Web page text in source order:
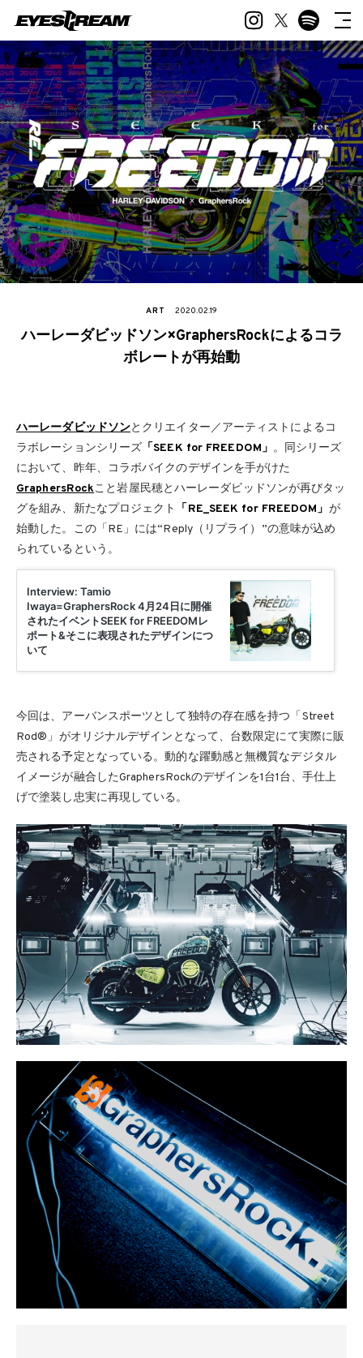
ART 2020.02.19
ハーレーダビッドソン×GraphersRockによるコラ
ボレートが再始動
ハーレーダビッドソンとクリエイター／アーティストによるコ
ラボレーションシリーズ 「SEEK for FREEDOM」 。同シリーズ
において、昨年、コラボバイクのデザインを手がけた
GraphersRockこと岩屋民穂とハーレーダビッドソンが再びタッ
グを組み、新たなプロジェクト
「RE_SEEK for FREEDOM」 が
始動した。この「RE」には“Reply（リプライ）”の意味が込め
られているという。
今回は、アーバンスポーツとして独特の存在感を持つ「Street
Rod®」がオリジナルデザインとなって、台数限定にて実際に販
売される予定となっている。動的な躍動感と無機質なデジタル
イメージが融合したGraphersRockのデザインを1台1台、手仕上
げで塗装し忠実に再現している。